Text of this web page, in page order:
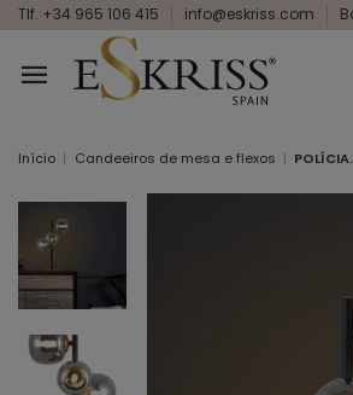
Tlf. +34 965 106 415 info@eskriss.com
Início Candeeiros de mesa e flexos